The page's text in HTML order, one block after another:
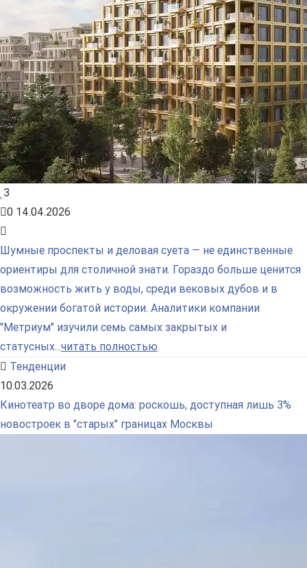
3
0 14.04.2026
Шумные проспекты и деловая суета — не единственные
ориентиры для столичной знати. Гораздо больше ценится
возможность жить у воды, среди вековых дубов и в
окружении богатой истории. Аналитики компании
"Метриум" изучили семь самых закрытых и
статусных...читать полностью
Тенденции
10.03.2026
Кинотеатр во дворе дома: роскошь, доступная лишь 3%
новостроек в "старых" границах Москвы